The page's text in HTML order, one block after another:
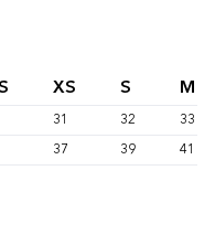
XS S M
31 32 33
37 39 41